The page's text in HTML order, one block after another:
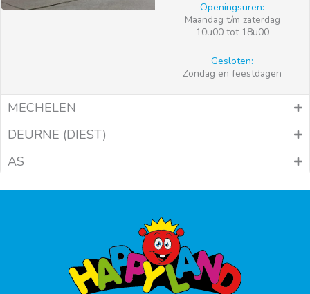
Openingsuren:
Maandag t/m zaterdag
10u00 tot 18u00
Gesloten:
Zondag en feestdagen
MECHELEN
DEURNE (DIEST)
AS